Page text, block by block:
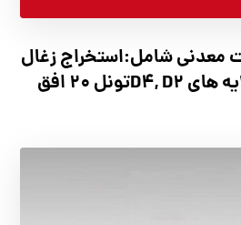
معدنی شامل:استخراج زغال
و پیشروی افقی در لایه های D4, D2تونل 20 افق